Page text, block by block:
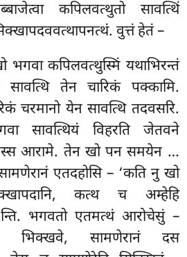
कपिलवत्थुतो सावत्थिं
वुत्तं हेतं –
भगवा कपिलवत्थुस्मिं यथाभिरन्तं
सावत्थि तेन चारिकं पक्कामि.
चरमानो येन सावत्थि तदवसरि.
सावत्थियं विहरति जेतवने
आरामे. तेन खो पन समयेन …
एतदहोसि – ‘कति नु खो
कत्थ च अम्हेहि
भगवतो एतमत्थं आरोचेसुं –
भिक्खवे, सामणेरानं दस